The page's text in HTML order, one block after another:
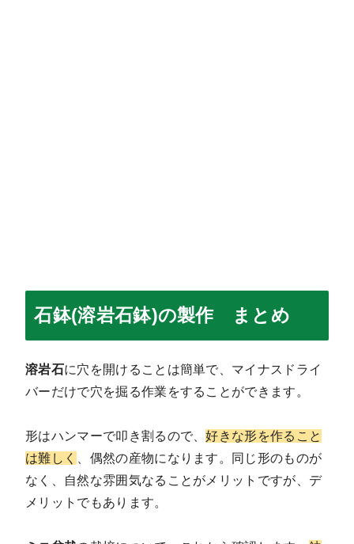
石鉢(溶岩石鉢)の製作 まとめ
溶岩石に穴を開けることは簡単で、マイナスドライ
バーだけで穴を掘る作業をすることができます。
形はハンマーで叩き割るので、好きな形を作ること
は難しく
、偶然の産物になります。同じ形のものが
なく、自然な雰囲気なることがメリットですが、デ
メリットでもあります。